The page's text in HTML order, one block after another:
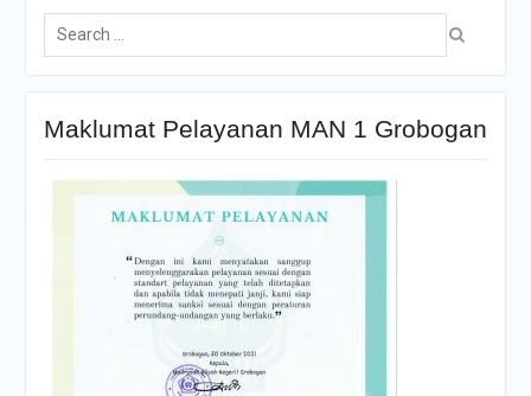
Maklumat Pelayanan MAN 1 Grobogan